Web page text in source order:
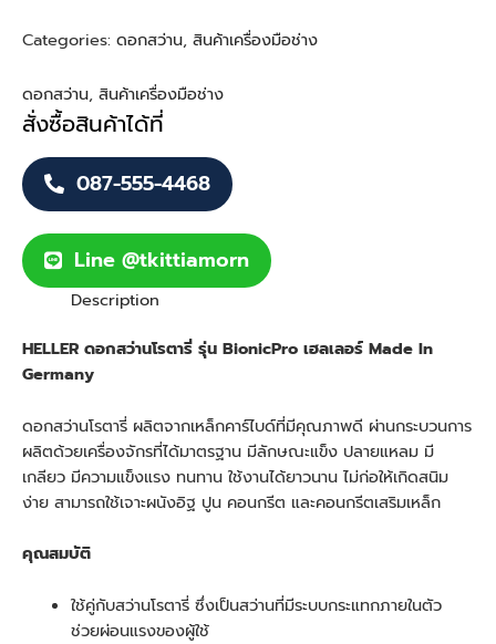
Categories: ดอกสว่าน, สินค้าเครื่องมือช่าง
ดอกสว่าน, สินค้าเครื่องมือช่าง
สั่งซื้อสินค้าได้ที่
087-555-4468
Line @tkittiamorn
Description
HELLER ดอกสว่านโรตารี่ รุ่น BionicPro เฮลเลอร์ Made In
Germany
ดอกสว่านโรตารี่ ผลิตจากเหล็กคาร์ไบด์ที่มีคุณภาพดี ผ่านกระบวนการ
ผลิตด้วยเครื่องจักรที่ได้มาตรฐาน มีลักษณะแข็ง ปลายแหลม มี
เกลียว มีความแข็งแรง ทนทาน ใช้งานได้ยาวนาน ไม่ก่อให้เกิดสนิม
ง่าย สามารถใช้เจาะผนังอิฐ ปูน คอนกรีต และคอนกรีตเสริมเหล็ก
คุณสมบัติ
ใช้คู่กับสว่านโรตารี่ ซึ่งเป็นสว่านที่มีระบบกระแทกภายในตัว
ช่วยผ่อนแรงของผู้ใช้